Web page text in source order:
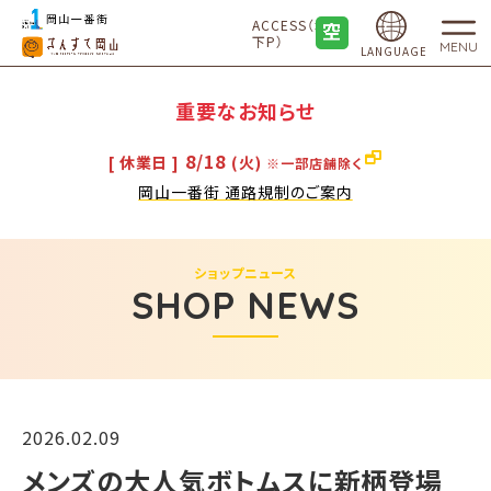
ACCESS（地
下P）
LANGUAGE MENU
重要なお知らせ
[ 休業日 ] 8/18 (火) ※一部店舗除く
岡山一番街 通路規制のご案内
SHOP NEWS
ショップニュース
2026.02.09
メンズの大人気ボトムスに新柄登場